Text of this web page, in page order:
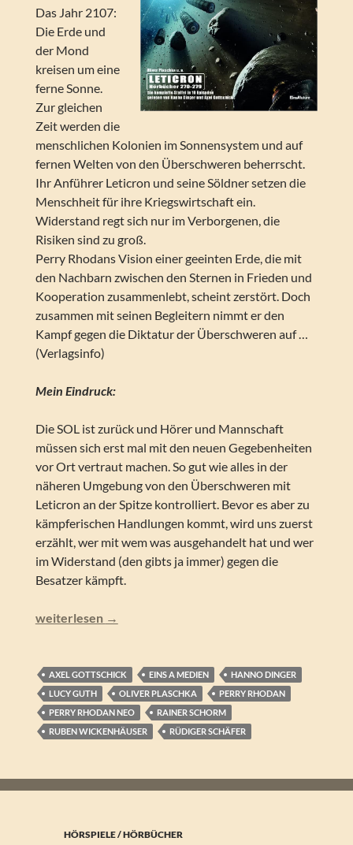
Das Jahr 2107:
Die Erde und
der Mond
kreisen um eine
ferne Sonne.
Zur gleichen
Zeit werden die
menschlichen Kolonien im Sonnensystem und auf
fernen Welten von den Überschweren beherrscht.
Ihr Anführer Leticron und seine Söldner setzen die
Menschheit für ihre Kriegswirtschaft ein.
Widerstand regt sich nur im Verborgenen, die
Risiken sind zu groß.
Perry Rhodans Vision einer geeinten Erde, die mit
den Nachbarn zwischen den Sternen in Frieden und
Kooperation zusammenlebt, scheint zerstört. Doch
zusammen mit seinen Begleitern nimmt er den
Kampf gegen die Diktatur der Überschweren auf …
(Verlagsinfo)
Mein Eindruck:
Die SOL ist zurück und Hörer und Mannschaft
müssen sich erst mal mit den neuen Gegebenheiten
vor Ort vertraut machen. So gut wie alles in der
näheren Umgebung von den Überschweren mit
Leticron an der Spitze kontrolliert. Bevor es aber zu
kämpferischen Handlungen kommt, wird uns zuerst
erzählt, wer mit wem was ausgehandelt hat und wer
im Widerstand (den gibts ja immer) gegen die
Besatzer kämpft.
Perry Rhodan NEO – Leticron (Folgen 270-279)
weiterlesen →
AXEL GOTTSCHICK EINS A MEDIEN
HANNO DINGER
LUCY GUTH
OLIVER PLASCHKA
PERRY RHODAN
PERRY RHODAN NEO
RAINER SCHORM
RUBEN WICKENHÄUSER
RÜDIGER SCHÄFER
HÖRSPIELE / HÖRBÜCHER